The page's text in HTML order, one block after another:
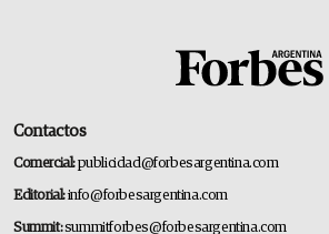
Contactos
Comercial:publicidad@forbesargentina.com
Editorial:info@forbesargentina.com
Summit:summitforbes@forbesargentina.com